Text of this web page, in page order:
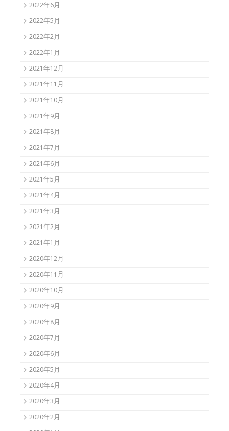
2022年6月
2022年5月
2022年2月
2022年1月
2021年12月
2021年11月
2021年10月
2021年9月
2021年8月
2021年7月
2021年6月
2021年5月
2021年4月
2021年3月
2021年2月
2021年1月
2020年12月
2020年11月
2020年10月
2020年9月
2020年8月
2020年7月
2020年6月
2020年5月
2020年4月
2020年3月
2020年2月